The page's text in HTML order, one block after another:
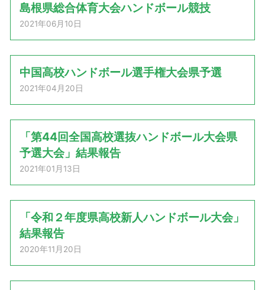
島根県総合体育大会ハンドボール競技
2021年06月10日
中国高校ハンドボール選手権大会県予選
2021年04月20日
「第44回全国高校選抜ハンドボール大会県
予選大会」結果報告
2021年01月13日
「令和２年度県高校新人ハンドボール大会」
結果報告
2020年11月20日